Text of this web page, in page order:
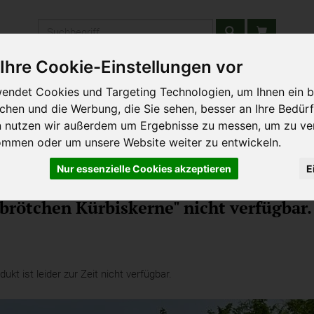
Cookie-Einstellungen vor
Cookies und Targeting Technologien, um Ihnen ein
und die Werbung, die Sie sehen, besser an Ihre
nutzen wir außerdem um Ergebnisse zu messen, um zu
oder um unsere Website weiter zu entwickeln.
Nur essenzielle Cookies akzeptieren
& Schulen Liefergebiet Wochenmarkt Unsere
Kürbiskerne" nicht verfügbar.
ist leider zur Zeit nicht verfügbar.